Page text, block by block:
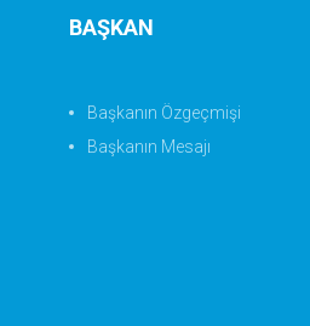
BAŞKAN
Başkanın Özgeçmişi
Başkanın Mesajı